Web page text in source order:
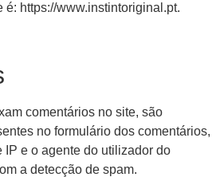
é: https://www.instintoriginal.pt.
comentários no site, são
no formulário dos comentários,
IP e o agente do utilizador do
a detecção de spam.